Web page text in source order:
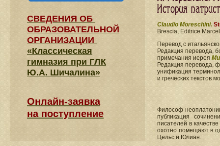
История
Claudio Moreschini.
Brescia, Editrice
Перевод с
Редакция перевода,
примечания иерея
Редакция перевода,
унификация
и греческих текстов
Философ-
публикация
писателей в
охотно помещают в
Цельс и Юлиан.
СВЕДЕНИЯ​ ОБ
ОБРАЗОВАТЕЛЬНОЙ
ОРГАНИЗАЦИИ
«Классическая
гимназия при ГЛК
Ю.А. Шичалина»
Онлайн-заявка
на поступление